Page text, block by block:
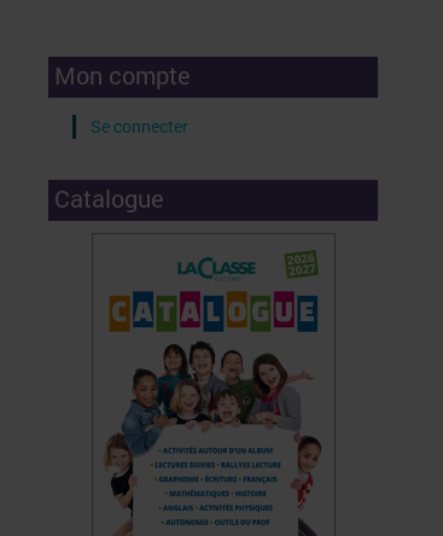
Mon compte
Se connecter
Catalogue